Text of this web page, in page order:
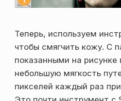
Теперь, используем
чтобы смягчить кожу. С
показанными на
небольшую мягкость
пикселей каждый раз